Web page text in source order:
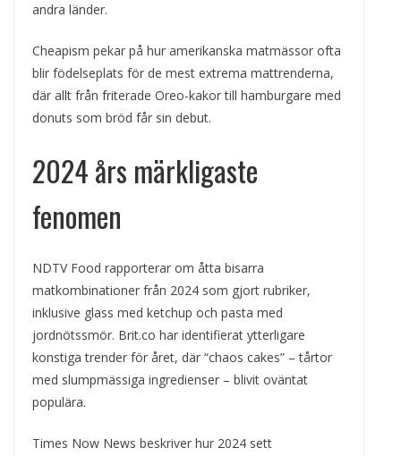
andra länder.
Cheapism pekar på hur amerikanska matmässor ofta
blir födelseplats för de mest extrema mattrenderna,
där allt från friterade Oreo-kakor till hamburgare med
donuts som bröd får sin debut.
2024 års märkligaste
fenomen
NDTV Food rapporterar om åtta bisarra
matkombinationer från 2024 som gjort rubriker,
inklusive glass med ketchup och pasta med
jordnötssmör. Brit.co har identifierat ytterligare
konstiga trender för året, där “chaos cakes” – tårtor
med slumpmässiga ingredienser – blivit oväntat
populära.
Times Now News beskriver hur 2024 sett